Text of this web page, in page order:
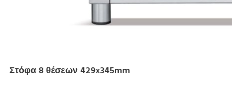
Στόφα 8 θέσεων 429x345mm